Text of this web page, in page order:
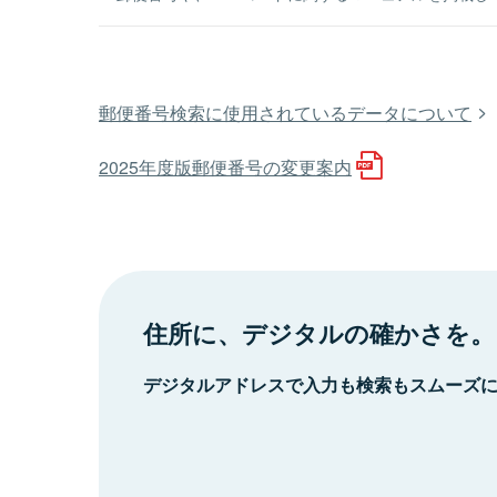
郵便番号検索に使用されているデータについて
2025年度版郵便番号の変更案内
住所に、デジタルの確かさを。
デジタルアドレスで入力も検索もスムーズ